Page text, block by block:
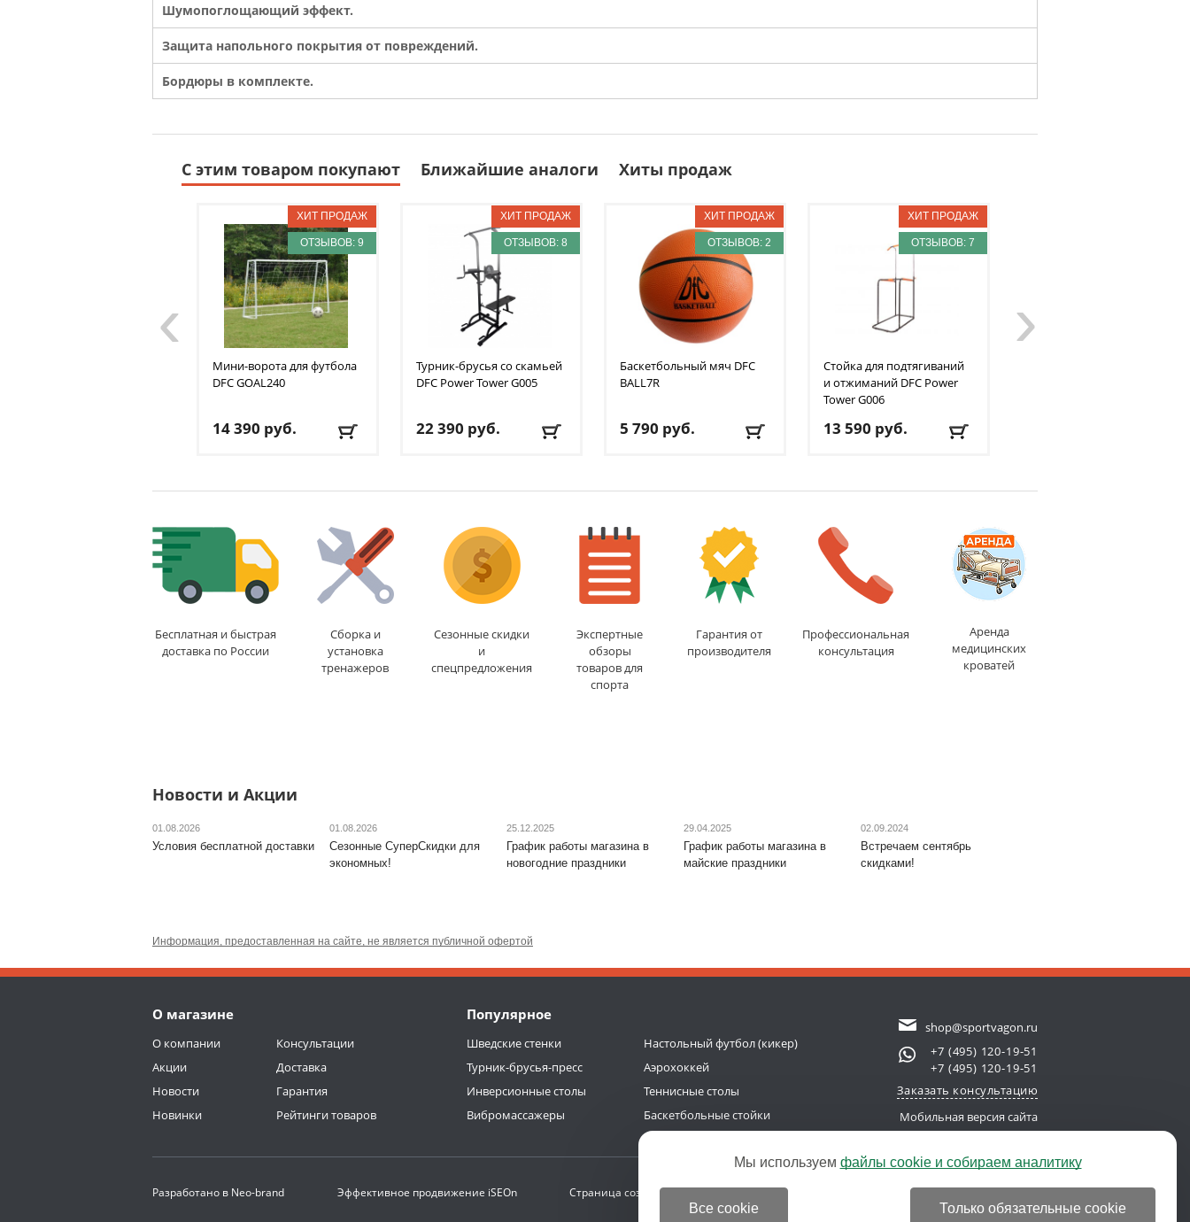
Шумопоглощающий эффект.
Защита напольного покрытия от повреждений.
Бордюры в комплекте.
С этим товаром покупают Ближайшие аналоги Хиты продаж
ОТЗЫВОВ: 9
Мини-ворота для футбола
DFCGOAL240
14 390 руб.
Доставка:
БЕСПЛАТНО
1-2 дня
ОТЗЫВОВ: 8
Турник-брусья со скамьей
DFC Power Tower G005
22 390 руб.
67/86 см
Доставка: БЕСПЛАТНО
1-2 дня
ОТЗЫВОВ: 2
Баскетбольный мяч DFC
BALL7R
5 790 руб.
Доставка:
495 руб., 1-2
дня
ОТЗЫВОВ: 7
Стойка для подтягиваний
и отжиманий DFC Power
Tower G006
13 590 руб.
Ширина рамы:
Доставка:
БЕСПЛАТНО
1-2 дня
‹ ›
Бесплатная и быстрая
доставка по России
Сборка и
установка
тренажеров
Сезонные скидки
и
спецпредложения
Экспертные
обзоры
товаров для
спорта
Гарантия от
производителя
Профессиональная
консультация
Аренда
медицинских
кроватей
Новости и Акции
01.08.2026
Условия бесплатной доставки
01.08.2026
Сезонные СуперСкидки для
экономных!
25.12.2025
График работы магазина в
новогодние праздники
29.04.2025
График работы магазина в
майские праздники
02.09.2024
Встречаем сентябрь
скидками!
Информация, предоставленная на сайте, не является публичной офертой
О магазине Популярное
О компании
Акции
Новости
Новинки
Консультации
Доставка
Гарантия
Рейтинги товаров
Шведские стенки
Турник-брусья-пресс
Инверсионные столы
Вибромассажеры
Настольный футбол (кикер)
Аэрохоккей
Теннисные столы
Баскетбольные стойки
shop@sportvagon.ru
+7 (495) 120-19-51
+7 (495) 120-19-51
Заказать консультацию
Мобильная версия сайта
Разработано в Neo-brand Эффективное продвижение iSEOn Страница создана за 0.229 с | БД 0.160 с (new server) © 2011-2026 SportVagon.ru
Мы используем файлы cookie и собираем аналитику
Все cookie Только обязательные cookie